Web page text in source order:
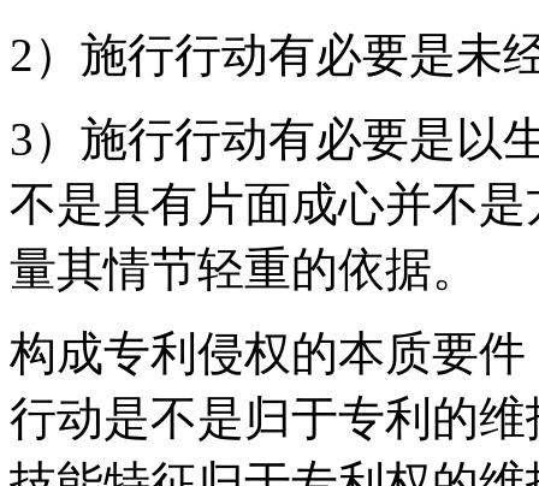
2）施行行动有必要是未
3）施行行动有必要是以
不是具有片面成心并不
量其情节轻重的依据
构成专利侵权的本质要
行动是不是归于专利的